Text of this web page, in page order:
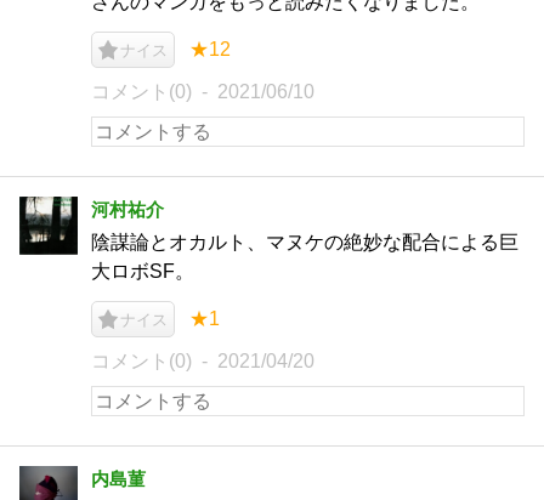
ナイス ★12
コメント(0) 2021/06/10
河村祐介
陰謀論とオカルト、マヌケの絶妙な配合による巨
大ロボSF。
ナイス ★1
コメント(0) 2021/04/20
内島菫